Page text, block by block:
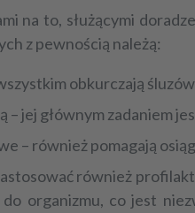
na to, służącymi
z pewnością należą:
obkurczają
jej głównym zadaniem
– również pomagają
również
organizmu, co jest